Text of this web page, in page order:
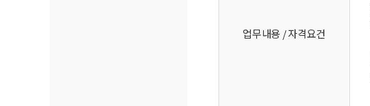
업무내용 / 자격요건